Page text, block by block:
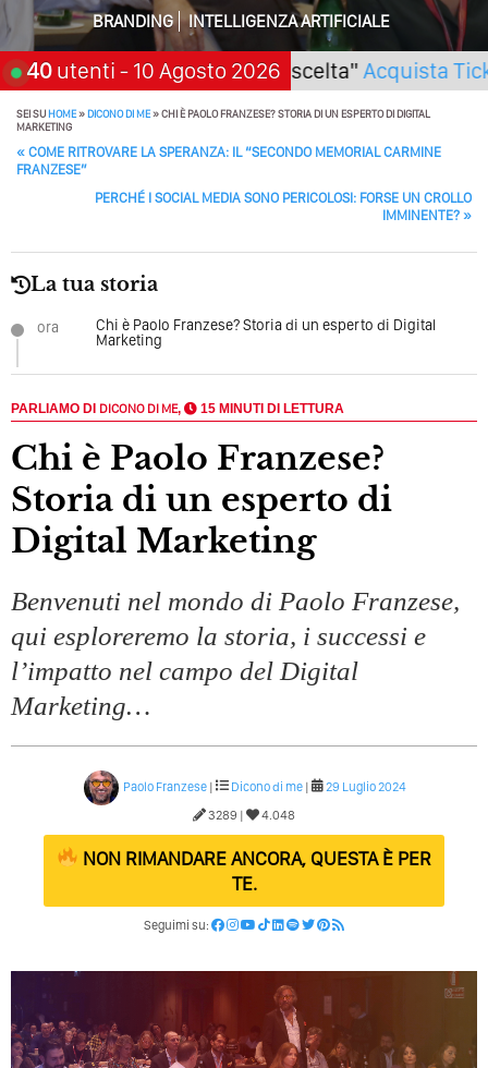
Quale Sarà Il Futuro Della Tua Azienda? Lo Decidi
Adesso Con I Social Media, L’AI E I Contenuti…
Perché Pubblicare Non Basta Più? Contenuti Di Valore O
Solo Rumore…
Perché Non Guadagni Sui Social Media? Probabilmente
Quali Sono Gli Errori Della Comunicazione Politica? Il
Come Promuoversi Nel Wedding? Il Mio Intervento Per
BRANDING
INTELLIGENZA ARTIFICIALE
40 utenti - 10 Agosto 2026
"SarAI tu la scelta"Acquista Ticket
SEI SUHOME»DICONO DI ME»CHI È PAOLO FRANZESE? STORIA DI UN ESPERTO DI DIGITAL
MARKETING
POST NAVIGATION
« COME RITROVARE LA SPERANZA: IL “SECONDO MEMORIAL CARMINE
FRANZESE”
PERCHÉ I SOCIAL MEDIA SONO PERICOLOSI: FORSE UN CROLLO
IMMINENTE? »
La tua storia
ora
Chi è Paolo Franzese? Storia di un esperto di Digital
Marketing
PARLIAMO DI DICONO DI ME, 15 MINUTI DI LETTURA
Chi è Paolo Franzese?
Storia di un esperto di
Digital Marketing
Benvenuti nel mondo di Paolo Franzese,
qui esploreremo la storia, i successi e
l’impatto nel campo del Digital
Marketing…
Paolo Franzese | Dicono di me |
29 Luglio 2024
3289 |
4.048
NON RIMANDARE ANCORA, QUESTA È PER
TE.
Seguimi su: